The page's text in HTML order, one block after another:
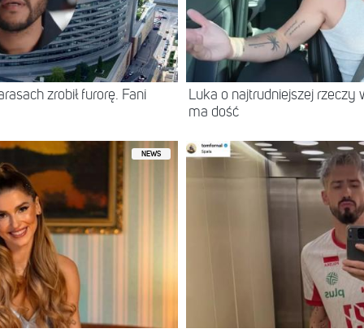
zrobił furorę. Fani
Luka o najtrudniejszej rzeczy
ma dość
NEWS